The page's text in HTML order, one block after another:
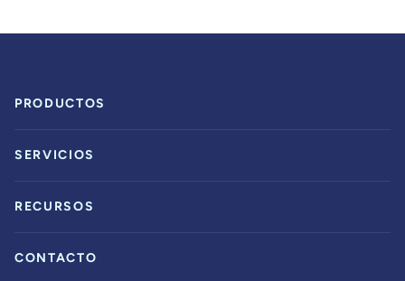
PRODUCTOS
SERVICIOS
RECURSOS
CONTACTO